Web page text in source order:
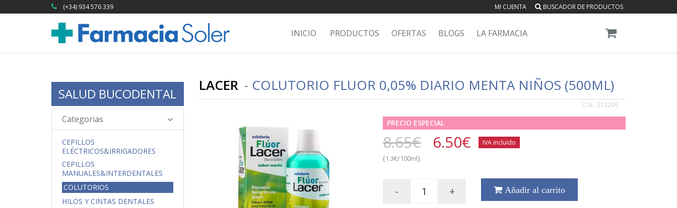
(+34) 934 576 339 MI CUENTA BUSCADOR DE PRODUCTOS
INICIO PRODUCTOS OFERTAS BLOGS LA FARMACIA
SALUD BUCODENTAL
Categorias
CEPILLOS
ELÉCTRICOS&IRRIGADORES
CEPILLOS
MANUALES&INTERDENTALES
COLUTORIOS
HILOS Y CINTAS DENTALES
LACER - COLUTORIO FLUOR 0,05% DIARIO MENTA NIÑOS (500ML)
C.N.: 212209
PRECIO ESPECIAL
8.65€ 6.50€ IVA incluído
(1.3€/100ml)
- + Añadir al carrito